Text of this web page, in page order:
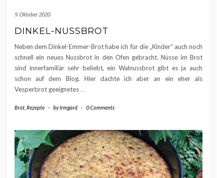
9. Oktober 2020
DINKEL-NUSSBROT
Neben dem Dinkel-Emmer-Brot habe ich für die „Kinder“ auch noch
schnell ein neues Nussbrot in den Ofen gebracht. Nüsse im Brot
sind innerfamiliär sehr beliebt, ein Walnussbrot gibt es ja auch
schon auf dem Blog. Hier dachte ich aber an ein eher als
Vesperbrot geeignetes …
Brot Rezepte - byIrmgard - 0 Comments